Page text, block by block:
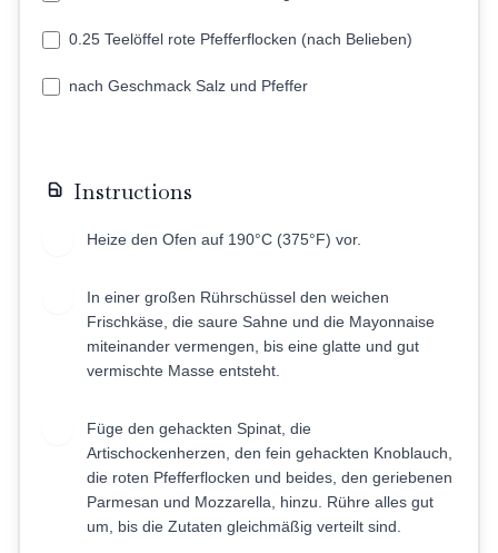
0.25 Teelöffel rote Pfefferflocken (nach Belieben)
nach Geschmack Salz und Pfeffer
Instructions
Heize den Ofen auf 190°C (375°F) vor.
In einer großen Rührschüssel den weichen
Frischkäse, die saure Sahne und die Mayonnaise
miteinander vermengen, bis eine glatte und gut
vermischte Masse entsteht.
Füge den gehackten Spinat, die
Artischockenherzen, den fein gehackten Knoblauch,
die roten Pfefferflocken und beides, den geriebenen
Parmesan und Mozzarella, hinzu. Rühre alles gut
um, bis die Zutaten gleichmäßig verteilt sind.